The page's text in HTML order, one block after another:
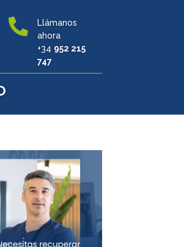

Llámanos
ahora
+34 952 215
747